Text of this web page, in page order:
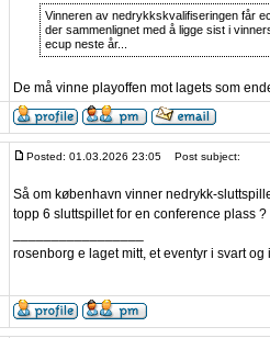
Vinneren av nedrykkskvalifiseringen får
der sammenlignet med å ligge sist i
ecup neste år...
De må vinne playoffen mot lagets som
Posted: 01.03.2026 23:05 Post subject:
Så om københavn vinner nedrykk-
topp 6 sluttspillet for en conference plass ?
rosenborg e laget mitt, et eventyr i svart og